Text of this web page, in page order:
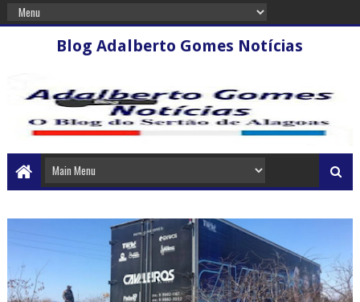
Blog Adalberto Gomes Notícias